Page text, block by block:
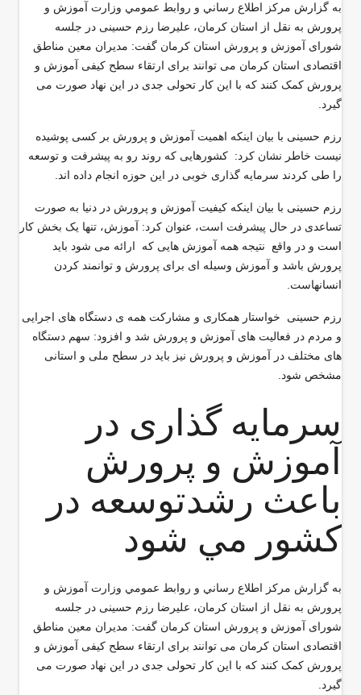
به گزارش مركز اطلاع رساني و روابط عمومي وزارت آموزش و
پرورش به نقل از استان كرمان، علیرضا رزم حسینی در جلسه
شورای آموزش و پرورش استان کرمان گفت: مدیران معین مناطق
اقتصادی استان کرمان می توانند برای ارتقاء سطح کیفی آموزش و
پرورش کمک کنند که با این کار تحولی جدی در این نهاد صورت می
گیرد.
رزم حسینی با بیان اینکه اهمیت آموزش و پرورش بر کسی پوشیده
نیست خاطر نشان کرد: کشورهایی که روند رو به پیشرفت و توسعه
را طی کردند سرمایه گذاری خوبی در این حوزه انجام داده اند.
رزم حسینی با بیان اینکه کیفیت آموزش و پرورش در دنیا به صورت
تساعدی در حال پیشرفت است، عنوان کرد: آموزش، تنها یک بخش کار
است و در واقع نتیجه همه آموزش هایی که ارائه می شود باید
پرورش باشد و آموزش وسیله ای برای پرورش و توانمند کردن
انسانهاست.
رزم حسینی خواستار همکاری و مشارکت همه ی دستگاه های اجرایی
و مردم در فعالیت های آموزش و پرورش شد و افزود: سهم دستگاه
های مختلف در آموزش و پرورش نیز باید در سطح ملی و استانی
مشخص شود.
سرمایه گذاری در
آموزش و پرورش
باعث رشدتوسعه در
كشور مي شود
به گزارش مركز اطلاع رساني و روابط عمومي وزارت آموزش و
پرورش به نقل از استان كرمان، علیرضا رزم حسینی در جلسه
شورای آموزش و پرورش استان کرمان گفت: مدیران معین مناطق
اقتصادی استان کرمان می توانند برای ارتقاء سطح کیفی آموزش و
پرورش کمک کنند که با این کار تحولی جدی در این نهاد صورت می
گیرد.